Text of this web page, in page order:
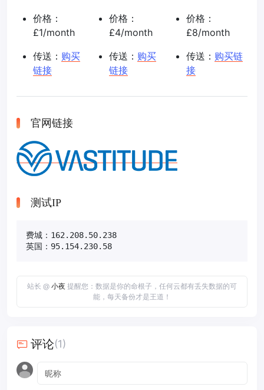
价格：
£1/month
传送： 购买
链接
价格：
£4/month
传送： 购买
链接
价格：
£8/month
传送： 购买链
接
官网链接
测试IP
费城：162.208.50.238
英国：95.154.230.58
站长 @ 小夜 提醒您：数据是你的命根子，任何云都有丢失数据的可
能，每天备份才是王道！
评论(1)